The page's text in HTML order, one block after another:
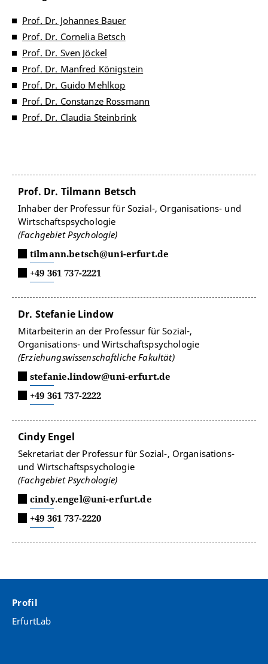
Prof. Dr. Johannes Bauer
Prof. Dr. Cornelia Betsch
Prof. Dr. Sven Jöckel
Prof. Dr. Manfred Königstein
Prof. Dr. Guido Mehlkop
Prof. Dr. Constanze Rossmann
Prof. Dr. Claudia Steinbrink
Prof. Dr. Tilmann Betsch
Inhaber der Professur für Sozial-, Organisations- und
Wirtschaftspsychologie
(Fachgebiet Psychologie)
tilmann.betsch@uni-erfurt.de
+49 361 737-2221
Dr. Stefanie Lindow
Mitarbeiterin an der Professur für Sozial-,
Organisations- und Wirtschaftspsychologie
(Erziehungswissenschaftliche Fakultät)
stefanie.lindow@uni-erfurt.de
+49 361 737-2222
Cindy Engel
Sekretariat der Professur für Sozial-, Organisations-
und Wirtschaftspsychologie
(Fachgebiet Psychologie)
cindy.engel@uni-erfurt.de
+49 361 737-2220
Profil
ErfurtLab